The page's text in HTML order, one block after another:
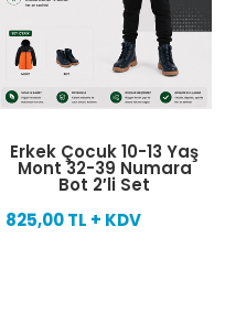
Erkek Çocuk 10-13 Yaş
Mont 32-39 Numara
Bot 2′li Set
825,00 TL + KDV